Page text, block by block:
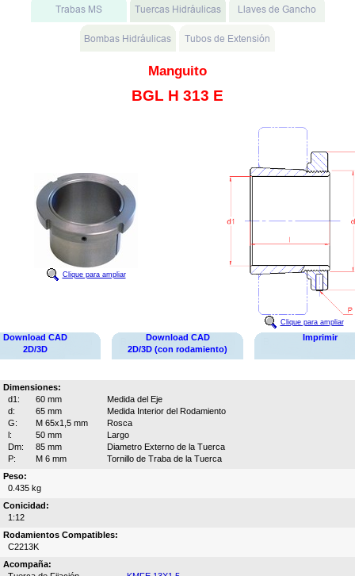
Manguito
BGL H 313 E
Clique para ampliar
Clique para ampliar
Download CAD
2D/3D
Download CAD
2D/3D (con rodamiento)
Imprimir
Dimensiones:
d1:
60 mm
Medida del Eje
d:
65 mm
Medida Interior del Rodamiento
G:
M 65x1,5 mm
Rosca
l:
50 mm
Largo
Dm:
85 mm
Diametro Externo de la Tuerca
P:
M 6 mm
Tornillo de Traba de la Tuerca
Peso:
0.435 kg
Conicidad:
1:12
Rodamientos Compatibles:
C2213K
Acompaña: